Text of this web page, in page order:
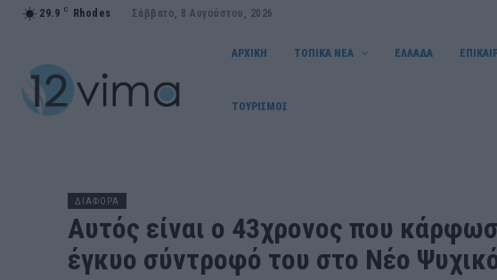
29.9 C Rhodes Σάββατο, 8 Αυγούστου, 2026
ΑΡΧΙΚΗ ΤΟΠΙΚΑ ΝΕΑ ΕΛΛΑΔΑ
ΤΟΥΡΙΣΜΟΣ
ΔΙΑΦΟΡΑ
Αυτός είναι ο 43χρονος που
έγκυο σύντροφό του στο Νέο